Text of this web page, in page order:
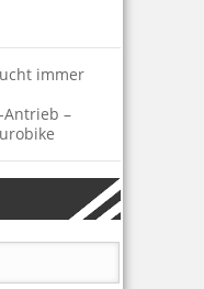
immer
Antrieb –